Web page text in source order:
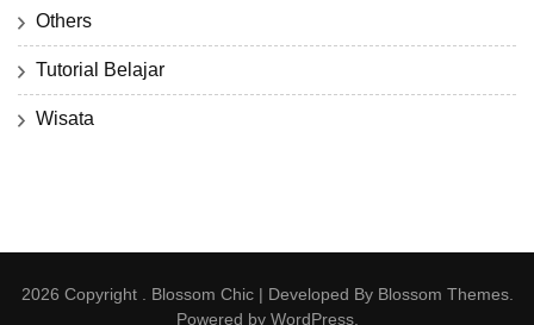
Others
Tutorial Belajar
Wisata
2026 Copyright Blossom Chic | Developed By Blossom Themes.
Powered by WordPress.